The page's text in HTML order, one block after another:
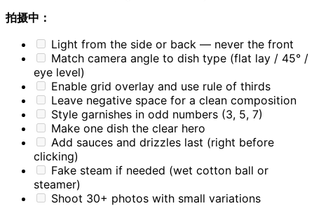
拍摄中：
Light from the side or back — never the front
Match camera angle to dish type (flat lay / 45° /
eye level)
Enable grid overlay and use rule of thirds
Leave negative space for a clean composition
Style garnishes in odd numbers (3, 5, 7)
Make one dish the clear hero
Add sauces and drizzles last (right before
clicking)
Fake steam if needed (wet cotton ball or
steamer)
Shoot 30+ photos with small variations